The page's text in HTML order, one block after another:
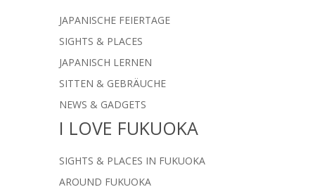
JAPANISCHE FEIERTAGE
SIGHTS & PLACES
JAPANISCH LERNEN
SITTEN & GEBRÄUCHE
NEWS & GADGETS
I LOVE FUKUOKA
SIGHTS & PLACES IN FUKUOKA
AROUND FUKUOKA